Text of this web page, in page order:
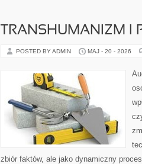
TRANSHUMANIZM I
POSTED BY ADMIN MAJ - 20 - 2026
zbiór faktów, ale jako dynamiczny